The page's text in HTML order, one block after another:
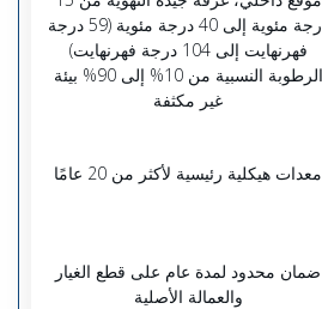
درجة مئوية إلى 40 درجة مئوية (59 درجة
فهرنهايت إلى 104 درجة فهرنهايت)
الرطوبة النسبية من 10% إلى 90% بيئة
غير مكثفة
معدات هيكلية رئيسية لأكثر من 20 عامًا
ضمان محدود لمدة عام على قطع الغيار
والعمالة الأصلية